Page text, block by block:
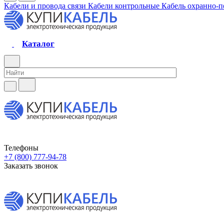
Кабели и провода связи Кабели контрольные Кабель охранно-
Каталог
Телефоны
+7 (800) 777-94-78
Заказать звонок